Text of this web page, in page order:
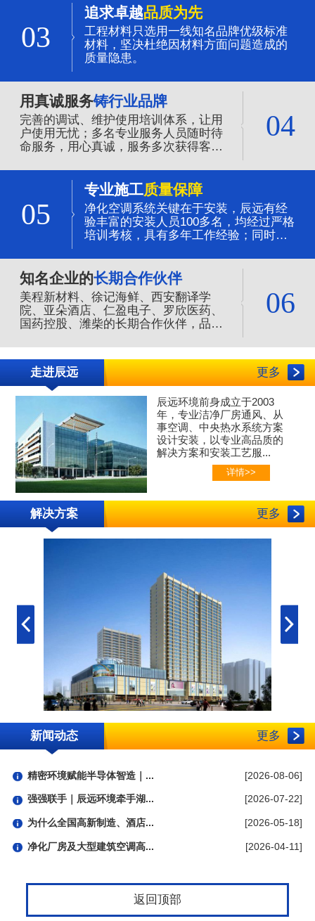
03
追求卓越品质为先
工程材料只选用一线知名品牌优级标准
材料，坚决杜绝因材料方面问题造成的
质量隐患。
用真诚服务铸行业品牌
完善的调试、维护使用培训体系，让用
户使用无忧；多名专业服务人员随时待
命服务，用心真诚，服务多次获得客户
04
05
专业施工质量保障
净化空调系统关键在于安装，辰远有经
验丰富的安装人员100多名，均经过严格
培训考核，具有多年工作经验；同时全
保证。
知名企业的长期合作伙伴
美程新材料、徐记海鲜、西安翻译学
院、亚朵酒店、仁盈电子、罗欣医药、
国药控股、潍柴的长期合作伙伴，品质
伴。
06
走进辰远 更多
辰远环境前身成立于2003
年，专业洁净厂房通风、
从
事空调、中央热水系统方案
设计安装，以专业高品质的
解决方案和安装工艺服...
详情>>
解决方案 更多
新闻动态 更多
精密环境赋能半导体智造｜... [2026-08-06]
强强联手｜辰远环境牵手湖... [2026-07-22]
为什么全国高新制造、酒店... [2026-05-18]
净化厂房及大型建筑空调高... [2026-04-11]
返回顶部